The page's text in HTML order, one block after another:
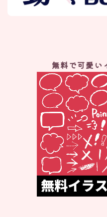
無料で可愛い